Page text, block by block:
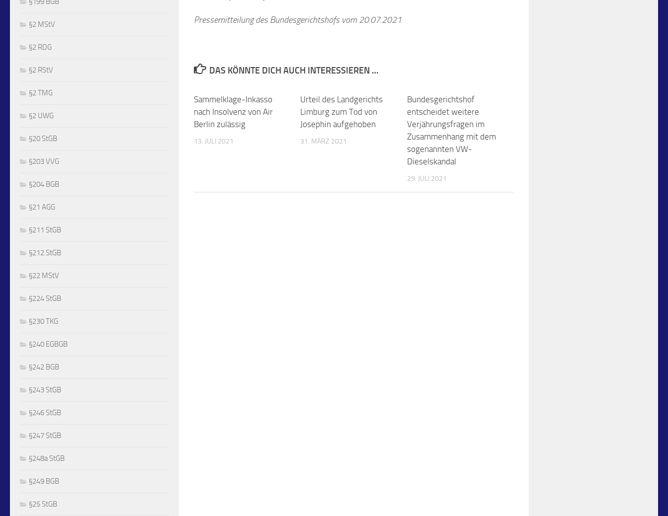
Pressemitteilung des Bundesgerichtshofs vom 20.07.2021
DAS KÖNNTE DICH AUCH INTERESSIEREN …
Sammelklage-Inkasso
nach Insolvenz von Air
Berlin zulässig
13. JULI 2021
Urteil des Landgerichts
Limburg zum Tod von
Josephin aufgehoben
31. MÄRZ 2021
Bundesgerichtshof
entscheidet weitere
Verjährungsfragen im
Zusammenhang mit dem
sogenannten VW-
Dieselskandal
29. JULI 2021
§2 MStV
§2 RDG
§2 RStV
§2 TMG
§2 UWG
§20 StGB
§203 VVG
§204 BGB
§21 AGG
§211 StGB
§212 StGB
§22 MStV
§224 StGB
§230 TKG
§240 EGBGB
§242 BGB
§243 StGB
§246 StGB
§247 StGB
§248a StGB
§249 BGB
§25 StGB